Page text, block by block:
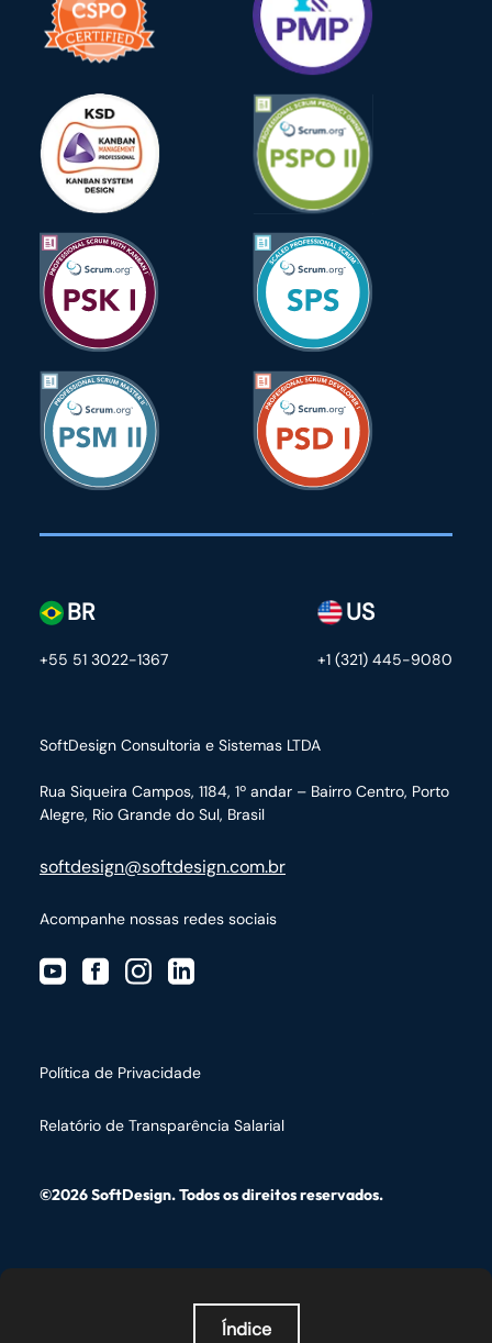
Índice
SoftDesign Consultoria e Sistemas LTDA
Rua Siqueira Campos, 1184, 1º andar – Bairro Centro, Porto
Alegre, Rio Grande do Sul, Brasil
softdesign@softdesign.com.br
BR
+55 51 3022-1367
US
+1 (321) 445-9080
Acompanhe nossas redes sociais
©2026 SoftDesign. Todos os direitos reservados.
Política de Privacidade
Relatório de Transparência Salarial